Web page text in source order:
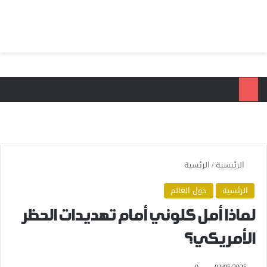
الرئيسية/الرئسية
الرئسية
حول العالم
لماذا أمل كلوني أمام تهديدات الحظر
الأمريكي؟